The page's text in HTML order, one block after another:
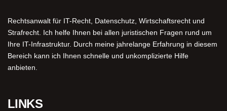
Rechtsanwalt für IT-Recht, Datenschutz, Wirtschaftsrecht und
Strafrecht. Ich helfe Ihnen bei allen juristischen Fragen rund um
Ihre IT-Infrastruktur. Durch meine jahrelange Erfahrung in diesem
Bereich kann ich Ihnen schnelle und unkomplizierte Hilfe
anbieten.
LINKS